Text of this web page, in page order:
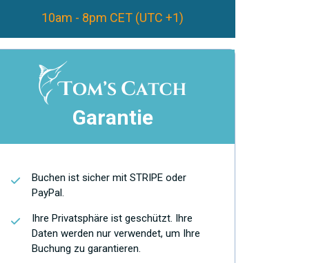
10am - 8pm CET (UTC +1)
Garantie
Buchen ist sicher mit STRIPE oder
PayPal.
Ihre Privatsphäre ist geschützt. Ihre
Daten werden nur verwendet, um Ihre
Buchung zu garantieren.